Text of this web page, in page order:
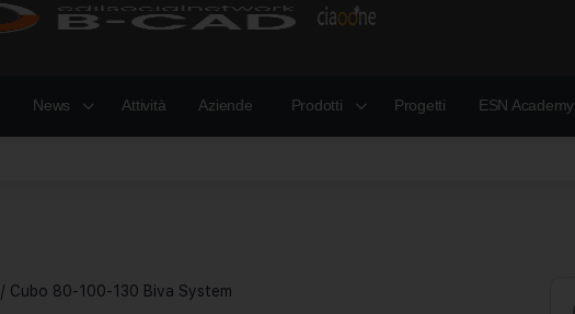
News Attività Aziende Prodotti Progetti ESN Academy
/ Cubo 80-100-130 Biva System